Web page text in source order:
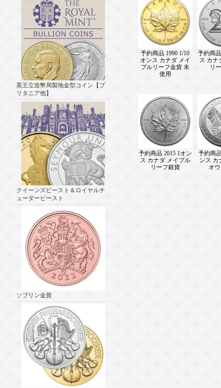
英王立造幣局製地金型コイン【ブ
リタニア他】
クイーンズビースト＆ロイヤルチ
ューダービースト
ソブリン金貨
予約商品 1990 1/10
オンス カナダ メイ
プルリーフ金貨 未
使用
予約商
ス カナ
リ
予約商品 2015 1オン
ス カナダ メイプル
リーフ銀貨
予約商
ンス カ
オ